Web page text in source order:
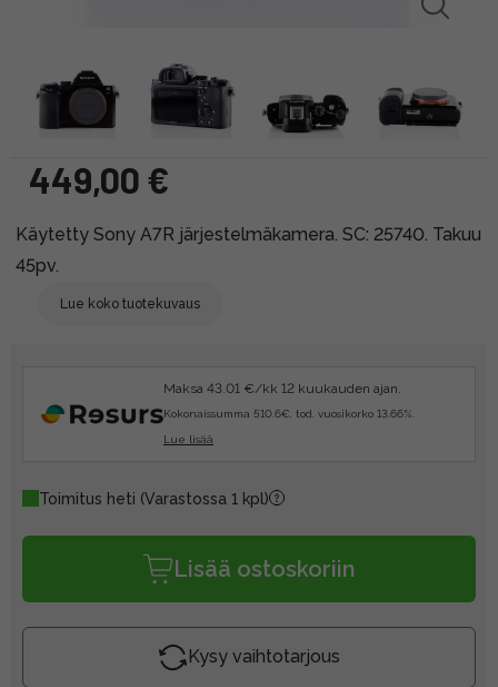
449,00 €
Käytetty Sony A7R järjestelmäkamera. SC: 25740. Takuu
45pv.
Lue koko tuotekuvaus
Maksa 43.01 €/kk 12 kuukauden ajan.
Kokonaissumma 510.6€, tod. vuosikorko 13.66%.
Lue lisää
Toimitus heti (Varastossa 1 kpl)
Lisää ostoskoriin
Kysy vaihtotarjous